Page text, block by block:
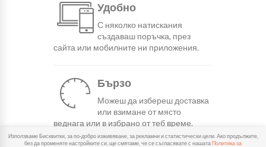
Удобно
С няколко натискания
създаваш поръчка, през
сайта или мобилните ни приложения.
Бързо
Можеш да избереш доставка
или взимане от място
веднага или в избрано от теб време.
Използваме Бисквитки, за по-добро изживяване, за рекламни и статистически цели. Ако продължите,
без да променяте настройките си, ще смятаме, че се съгласявате с нашатаПолитика за